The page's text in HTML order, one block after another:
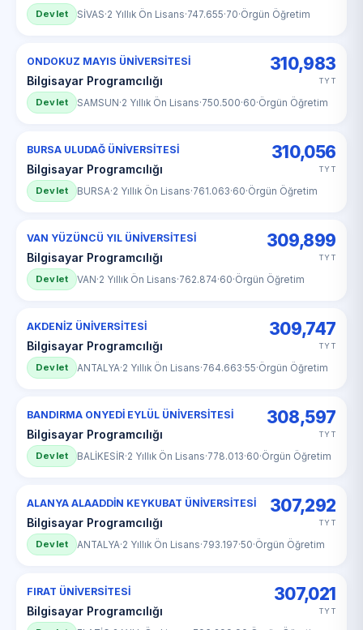
Devlet SİVAS·2 Yıllık Ön Lisans·747.655·70·Örgün Öğretim
ONDOKUZ MAYIS ÜNİVERSİTESİ
Bilgisayar Programcılığı
310,983
TYT
Devlet SAMSUN·2 Yıllık Ön Lisans·750.500·60·Örgün Öğretim
BURSA ULUDAĞ ÜNİVERSİTESİ
Bilgisayar Programcılığı
310,056
TYT
Devlet BURSA·2 Yıllık Ön Lisans·761.063·60·Örgün Öğretim
VAN YÜZÜNCÜ YIL ÜNİVERSİTESİ
Bilgisayar Programcılığı
309,899
TYT
Devlet VAN·2 Yıllık Ön Lisans·762.874·60·Örgün Öğretim
AKDENİZ ÜNİVERSİTESİ
Bilgisayar Programcılığı
309,747
TYT
Devlet ANTALYA·2 Yıllık Ön Lisans·764.663·55·Örgün Öğretim
BANDIRMA ONYEDİ EYLÜL ÜNİVERSİTESİ
Bilgisayar Programcılığı
308,597
TYT
Devlet BALİKESİR·2 Yıllık Ön Lisans·778.013·60·Örgün Öğretim
ALANYA ALAADDİN KEYKUBAT ÜNİVERSİTESİ
Bilgisayar Programcılığı
307,292
TYT
Devlet ANTALYA·2 Yıllık Ön Lisans·793.197·50·Örgün Öğretim
FIRAT ÜNİVERSİTESİ
Bilgisayar Programcılığı
307,021
TYT